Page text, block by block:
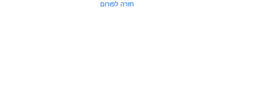
חזרה לפורום